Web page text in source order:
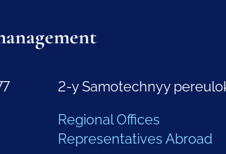
2-y Samotechnyy
Regional Offices
Representatives Abroad